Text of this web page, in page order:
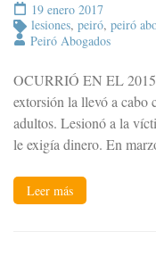
19 enero 2017
lesiones, peiró, peiró
Peiró Abogados
OCURRIÓ EN EL
extorsión la llevó a cabo
adultos. Lesionó a la
le exigía dinero. En
Leer más